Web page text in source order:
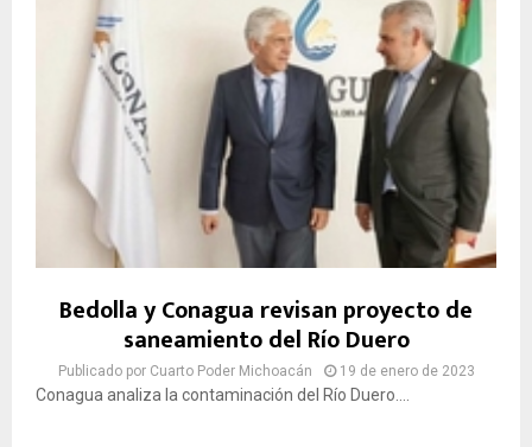
Bedolla y Conagua revisan proyecto de
saneamiento del Río Duero
Publicado por Cuarto Poder Michoacán 19 de enero de 2023
Conagua analiza la contaminación del Río Duero....